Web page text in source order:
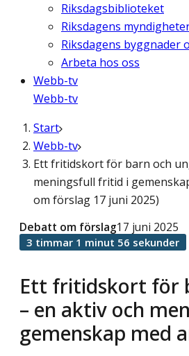
Riksdagsbiblioteket
Riksdagens
Riksdagens byggnader
Arbeta hos oss
Webb-tv
Webb-tv
Start
Webb-tv
Ett fritidskort för barn och
meningsfull fritid i
om förslag 17 juni 2025)
Ett fritidskort för
– en aktiv och
gemenskap med
Debatt om förslag17 juni 2025
3 timmar 1 minut 56 sekunder